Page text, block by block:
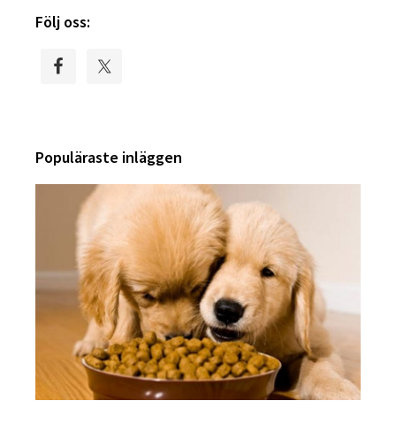
Primary
Följ oss:
Populäraste inläggen